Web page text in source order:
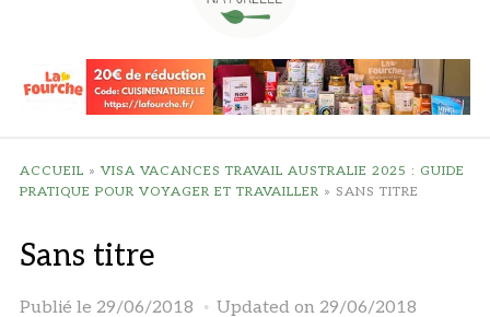
ACCUEIL » VISA VACANCES TRAVAIL AUSTRALIE 2025 : GUIDE
PRATIQUE POUR VOYAGER ET TRAVAILLER » SANS TITRE
Sans titre
Publié le 29/06/2018 Updated on 29/06/2018